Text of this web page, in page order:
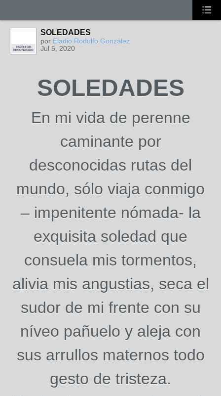
ESCRITOR
RECONOCIDO
SOLEDADES
por Eladio Rodulfo González
Jul 5, 2020
SOLEDADES
En mi vida de perenne
caminante por
desconocidas rutas del
mundo, sólo viaja conmigo
– impenitente nómada- la
exquisita soledad que
consuela mis tormentos,
alivia mis angustias, seca el
sudor de mi frente con su
níveo pañuelo y aleja con
sus arrullos maternos todo
gesto de tristeza.